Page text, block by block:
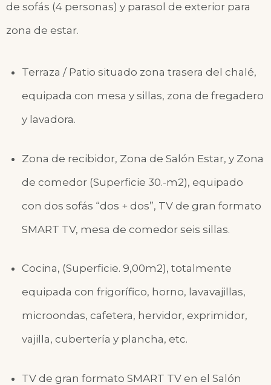
de sofás (4 personas) y parasol de exterior para
zona de estar.
Terraza / Patio situado zona trasera del chalé,
equipada con mesa y sillas, zona de fregadero
y lavadora.
Zona de recibidor, Zona de Salón Estar, y Zona
de comedor (Superficie 30.-m2), equipado
con dos sofás “dos + dos”, TV de gran formato
SMART TV, mesa de comedor seis sillas.
Cocina, (Superficie. 9,00m2), totalmente
equipada con frigorífico, horno, lavavajillas,
microondas, cafetera, hervidor, exprimidor,
vajilla, cubertería y plancha, etc.
TV de gran formato SMART TV en el Salón